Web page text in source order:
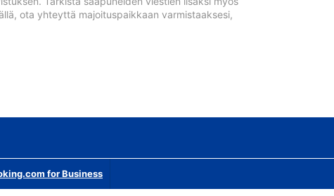
ota yhteyttä majoituspaikkaan varmistaaksesi,
for Business